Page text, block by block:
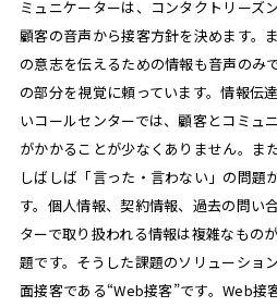
ミュニケーターは、コンタクトリーズ
顧客の音声から接客方針を決めます。
の意志を伝えるための情報も音声のみ
の部分を視覚に頼っています。情報伝
いコールセンターでは、顧客とコミュ
がかかることが少なくありません。ま
しばしば「言った・言わない」の問題
す。個人情報、契約情報、過去の問い
ターで取り扱われる情報は複雑なもの
題です。そうした課題のソリューショ
面接客である“Web接客”です。Web接